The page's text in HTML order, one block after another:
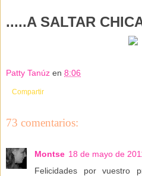
.....A SALTAR
Patty Tanúz en 8:06
Compartir
73 comentarios:
Montse 18 de mayo de
Felicidades por vuestro